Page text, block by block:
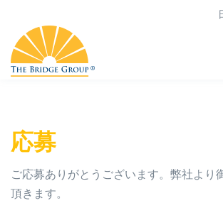
応募
ご応募ありがとうございます。弊社より
頂きます。